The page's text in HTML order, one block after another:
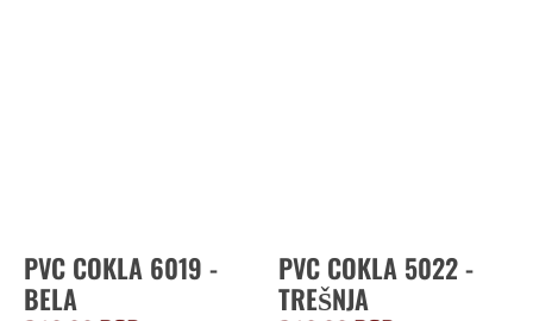
PVC COKLA 6019 -
BELA
PVC COKLA 5022 -
TREŠNJA